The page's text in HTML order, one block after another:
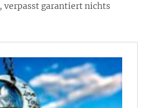
verpasst garantiert nichts